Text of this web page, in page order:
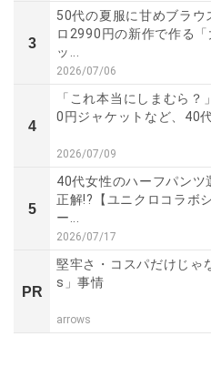
3
50代の夏服に甘めブラウ
ロ2990円の新作で作る「
ッ...
2026/07/06
4
「これ本当にしまむら？
0円ジャケットなど、40
2026/07/09
5
40代女性のハーフパンツ
正解!?【ユニクロコラボ
ー...
2026/07/17
PR
堅牢さ・コスパだけじゃ
s」事情
arrows